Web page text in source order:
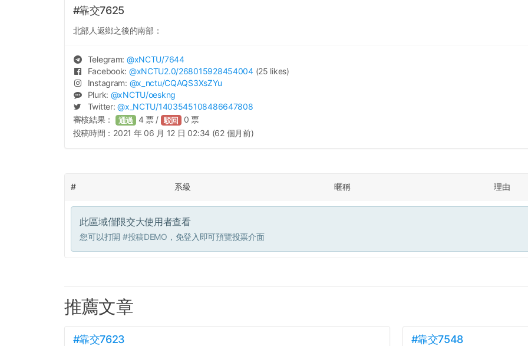
#靠交7625
北部人返鄉之後的南部：
Telegram: @xNCTU/7644
Facebook: @xNCTU2.0/268015928454004 (25 likes)
Instagram: @x_nctu/CQAQS3XsZYu
Plurk: @xNCTU/oeskng
Twitter:@x_NCTU/1403545108486647808
審核結果： 通過 4票 / 駁回 0 票
投稿時間： 2021 年 06 月 12 日 02:34 (62 個月前)
# 系級 暱稱 理由
此區域僅限交大使用者查看
您可以打開 #投稿DEMO ，免登入即可預覽投票介面
推薦文章
#靠交7623 #靠交7548